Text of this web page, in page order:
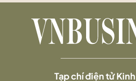
Tạp chí điện tử